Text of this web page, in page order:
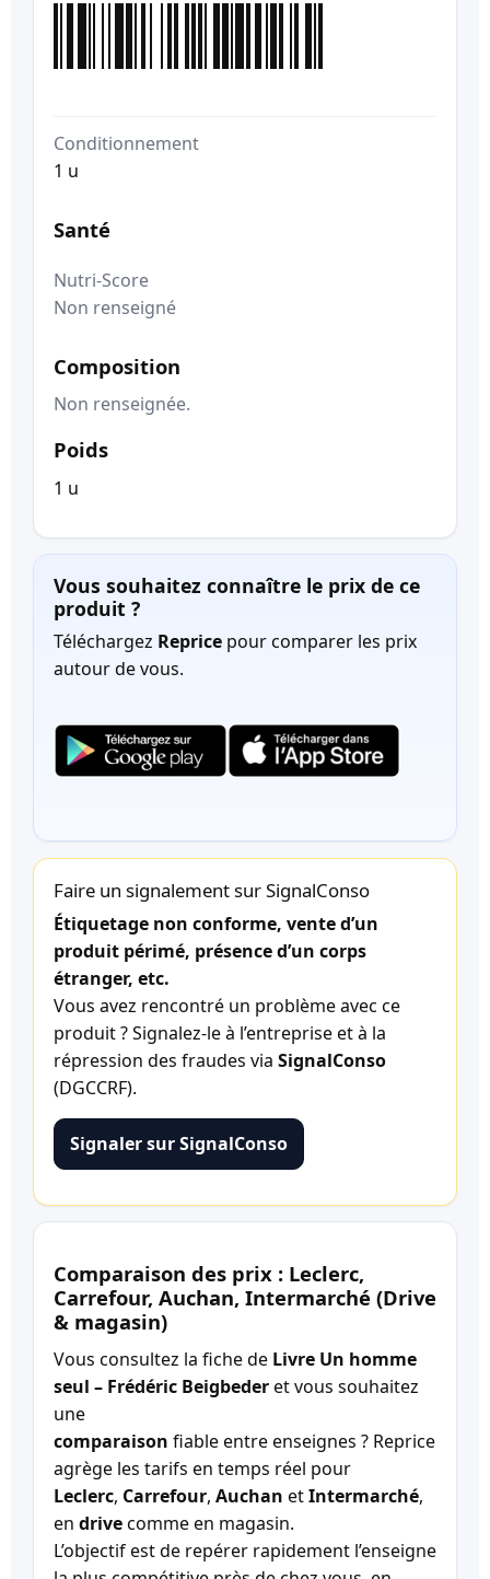
Conditionnement
1 u
Santé
Nutri-Score
Non renseigné
Composition
Non renseignée.
Poids
1 u
Vous souhaitez connaître le prix de ce
produit ?
Téléchargez Reprice pour comparer les prix
autour de vous.
Faire un signalement sur SignalConso
Étiquetage non conforme, vente d’un
produit périmé, présence d’un corps
étranger, etc.
Vous avez rencontré un problème avec ce
produit ? Signalez-le à l’entreprise et à la
répression des fraudes via SignalConso
(DGCCRF).
Signaler sur SignalConso
Comparaison des prix : Leclerc,
Carrefour, Auchan, Intermarché (Drive
& magasin)
Vous consultez la fiche de Livre Un homme
seul – Frédéric Beigbederet vous souhaitez
une
comparaison fiable entre enseignes ? Reprice
agrège les tarifs en temps réel pour
Leclerc, Carrefour, Auchan etIntermarché,
en drivecomme en magasin.
L’objectif est de repérer rapidement l’enseigne